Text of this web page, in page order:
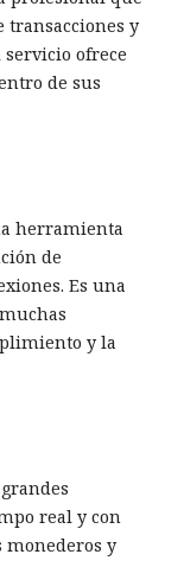
transacciones y
servicio ofrece
de sus
herramienta
de
Es una
y la
real y con
monederos y